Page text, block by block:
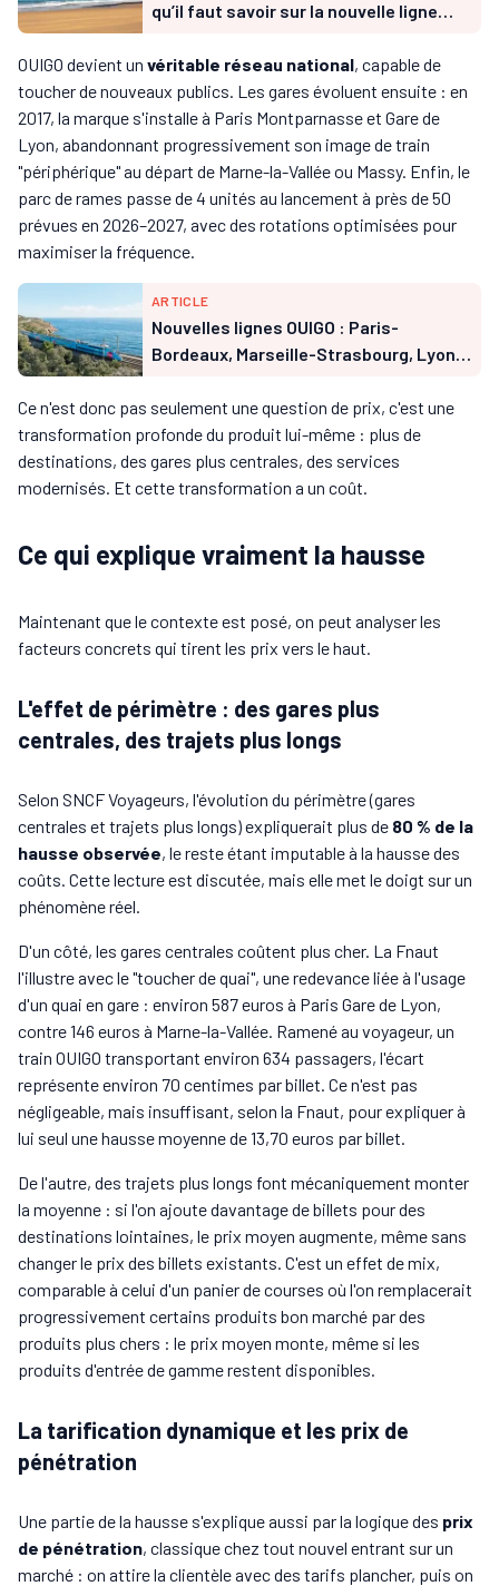
qu’il faut savoir sur la nouvelle ligne
OUIGO devient un véritable réseau national, capable de
toucher de nouveaux publics. Les gares évoluent ensuite : en
2017, la marque s'installe à Paris Montparnasse et Gare de
Lyon, abandonnant progressivement son image de train
"périphérique" au départ de Marne-la-Vallée ou Massy. Enfin, le
parc de rames passe de 4 unités au lancement à près de 50
prévues en 2026–2027, avec des rotations optimisées pour
maximiser la fréquence.
ARTICLE
Nouvelles lignes OUIGO : Paris-
Bordeaux, Marseille-Strasbourg, Lyon-
Ce n'est donc pas seulement une question de prix, c'est une
transformation profonde du produit lui-même : plus de
destinations, des gares plus centrales, des services
modernisés. Et cette transformation a un coût.
Ce qui explique vraiment la hausse
Maintenant que le contexte est posé, on peut analyser les
facteurs concrets qui tirent les prix vers le haut.
L'effet de périmètre : des gares plus
centrales, des trajets plus longs
Selon SNCF Voyageurs, l'évolution du périmètre (gares
centrales et trajets plus longs) expliquerait plus de 80 % de la
hausse observée, le reste étant imputable à la hausse des
coûts. Cette lecture est discutée, mais elle met le doigt sur un
phénomène réel.
D'un côté, les gares centrales coûtent plus cher. La Fnaut
l'illustre avec le "toucher de quai", une redevance liée à l'usage
d'un quai en gare : environ 587 euros à Paris Gare de Lyon,
contre 146 euros à Marne-la-Vallée. Ramené au voyageur, un
train OUIGO transportant environ 634 passagers, l'écart
représente environ 70 centimes par billet. Ce n'est pas
négligeable, mais insuffisant, selon la Fnaut, pour expliquer à
lui seul une hausse moyenne de 13,70 euros par billet.
De l'autre, des trajets plus longs font mécaniquement monter
la moyenne : si l'on ajoute davantage de billets pour des
destinations lointaines, le prix moyen augmente, même sans
changer le prix des billets existants. C'est un effet de mix,
comparable à celui d'un panier de courses où l'on remplacerait
progressivement certains produits bon marché par des
produits plus chers : le prix moyen monte, même si les
produits d'entrée de gamme restent disponibles.
La tarification dynamique et les prix de
pénétration
Une partie de la hausse s'explique aussi par la logique des prix
de pénétration, classique chez tout nouvel entrant sur un
marché : on attire la clientèle avec des tarifs plancher, puis on